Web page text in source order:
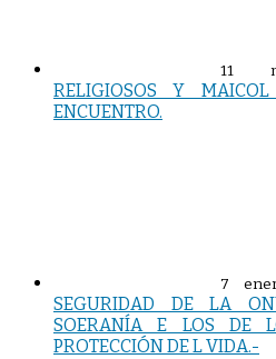
11
RELIGIOSOS Y MAICOL
ENCUENTRO.
7
SEGURIDAD DE LA
SOERANÍA E LOS DE
PROTECCIÓN DE L VIDA.-